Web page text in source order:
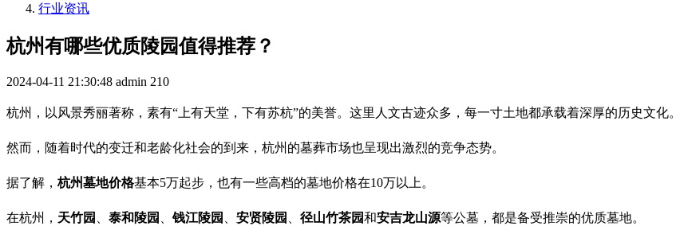
行业资讯
杭州有哪些优质陵园值得推荐？
2024-04-11 21:30:48 admin 210
杭州，以风景秀丽著称，素有“上有天堂，下有苏杭”的美誉。这里人文古迹众多，每一寸土地都承载着深厚的历史文化。
然而，随着时代的变迁和老龄化社会的到来，杭州的墓葬市场也呈现出激烈的竞争态势。
据了解， 杭州墓地价格基本5万起步，也有一些高档的墓地价格在10万以上。
在杭州， 天竹园 泰和陵园 、钱江陵园 安贤陵园 径山竹茶园和安吉龙山源等公墓，都是备受推崇的优质墓地。